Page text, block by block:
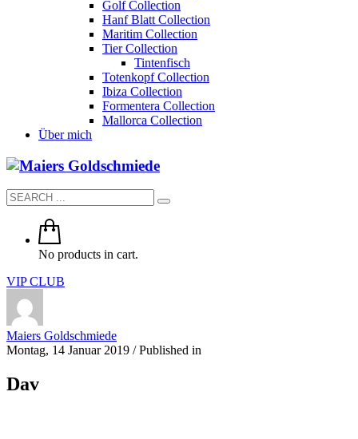
Golf Collection
Hanf Blatt Collection
Maritim Collection
Tier Collection
Tintenfisch
Totenkopf Collection
Ibiza Collection
Formentera Collection
Mallorca Collection
Über mich
No products in cart.
VIP CLUB
Maiers Goldschmiede
Montag, 14 Januar 2019 /Published in
Dav